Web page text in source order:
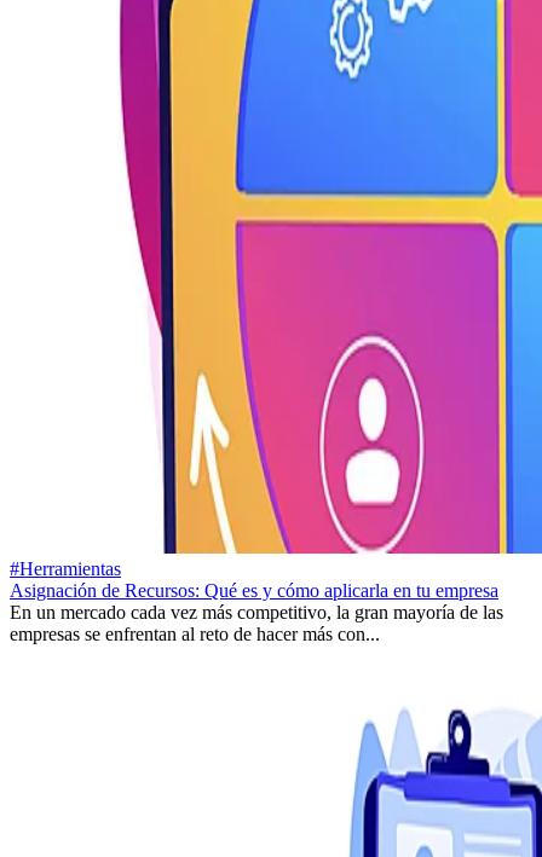
#Herramientas
Asignación de Recursos: Qué es y cómo aplicarla en tu empresa
En un mercado cada vez más competitivo, la gran mayoría de las
empresas se enfrentan al reto de hacer más con...